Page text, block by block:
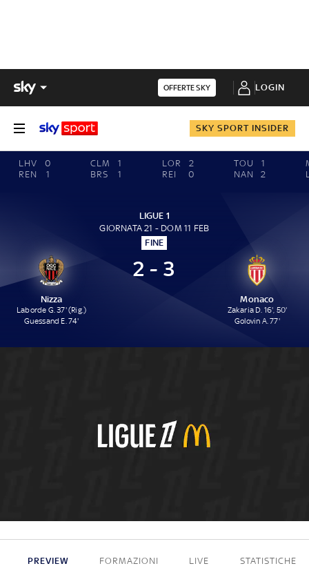
OFFERTE SKY LOGIN
SKY SPORT INSIDER
LHV
0
REN
1
CLM
1
BRS
1
LOR
2
REI
0
TOU
1
NAN
2
LIGUE 1
GIORNATA 21 - DOM 11 FEB
FINE
Nizza
Laborde G. 37' (Rig.)
Guessand E. 74'
2 - 3
Monaco
Zakaria D. 16', 50'
Golovin A. 77'
2 - 3
PREVIEW FORMAZIONI LIVE STATISTICHE